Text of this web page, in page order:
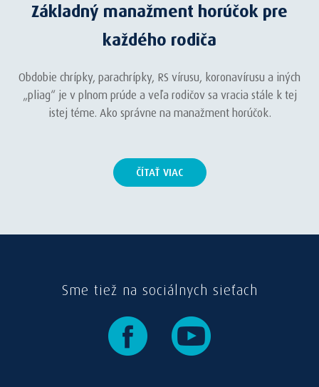
Základný manažment horúčok pre
každého rodiča
Obdobie chrípky, parachrípky, RS vírusu, koronavírusu a iných
„pliag“ je v plnom prúde a veľa rodičov sa vracia stále k tej
istej téme. Ako správne na manažment horúčok.
ČÍTAŤ VIAC
Sme tiež na sociálnych sieťach